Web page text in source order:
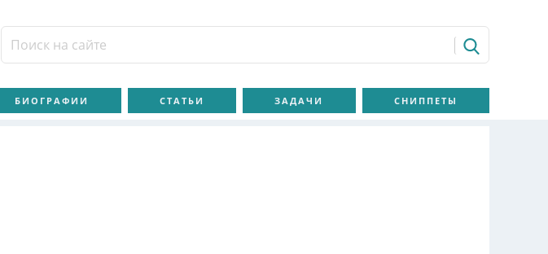
БИОГРАФИИ СТАТЬИ ЗАДАЧИ СНИППЕТЫ